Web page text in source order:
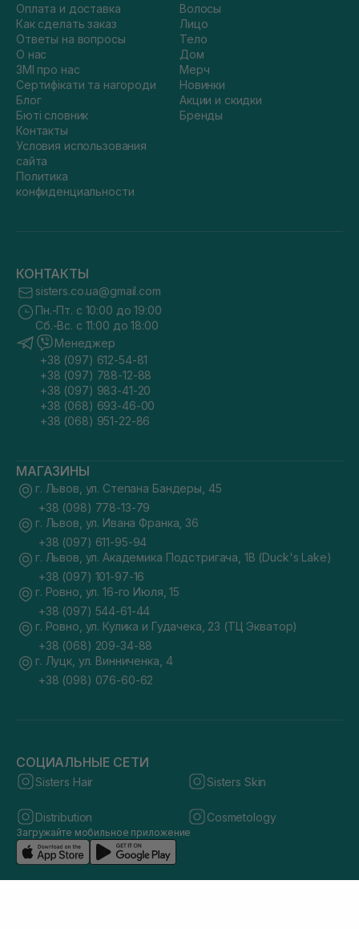
Оплата и доставка
Как сделать заказ
Ответы на вопросы
О нас
ЗМІ про нас
Сертифікати та нагороди
Блог
Бюті словник
Контакты
Условия использования
сайта
Политика
конфиденциальности
Волосы
Лицо
Тело
Дом
Мерч
Новинки
Акции и скидки
Бренды
КОНТАКТЫ
sisters.co.ua@gmail.com
Пн.-Пт. с 10:00 до 19:00
Сб.-Вс. с 11:00 до 18:00
Менеджер
+38 (097) 612-54-81
+38 (097) 788-12-88
+38 (097) 983-41-20
+38 (068) 693-46-00
+38 (068) 951-22-86
МАГАЗИНЫ
г. Львов, ул. Степана Бандеры, 45
+38 (098) 778-13-79
г. Львов, ул. Ивана Франка, 36
+38 (097) 611-95-94
г. Львов, ул. Академика Подстригача, 1В (Duck's Lake)
+38 (097) 101-97-16
г. Ровно, ул. 16-го Июля, 15
+38 (097) 544-61-44
г. Ровно, ул. Кулика и Гудачека, 23 (ТЦ Экватор)
+38 (068) 209-34-88
г. Луцк, ул. Винниченка, 4
+38 (098) 076-60-62
СОЦИАЛЬНЫЕ СЕТИ
Sisters Hair Sisters Skin
Distribution Cosmetology
Загружайте мобильное приложение